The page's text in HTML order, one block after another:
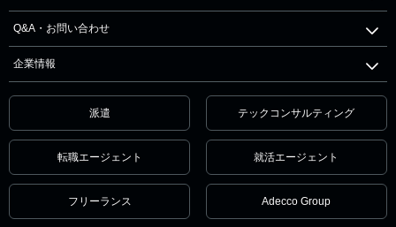
Q&A・お問い合わせ
企業情報
派遣 テックコンサルティング
転職エージェント 就活エージェント
フリーランス Adecco Group